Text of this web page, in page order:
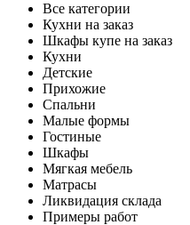
Все категории
Кухни на заказ
Шкафы купе на заказ
Кухни
Детские
Прихожие
Спальни
Малые формы
Гостиные
Шкафы
Мягкая мебель
Матрасы
Ликвидация склада
Примеры работ